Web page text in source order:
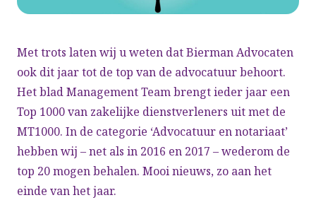
Met trots laten wij u weten dat Bierman Advocaten
ook dit jaar tot de top van de advocatuur behoort.
Het blad Management Team brengt ieder jaar een
Top 1000 van zakelijke dienstverleners uit met de
MT1000. In de categorie ‘Advocatuur en notariaat’
hebben wij – net als in 2016 en 2017 – wederom de
top 20 mogen behalen. Mooi nieuws, zo aan het
einde van het jaar.